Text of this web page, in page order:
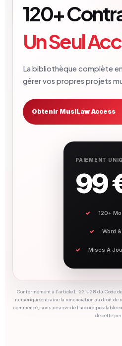
120+
Un Seul
La bibliothèque complète
gérer vos propres projets
Obtenir MusiLaw Access
PAIEMENT
99
120+
Word &
Mises À
Conformément à l'article L. 221-28 du Code
numérique entraîne la renonciation au droit de
commencé, sous réserve de l'accord préalable
de cette